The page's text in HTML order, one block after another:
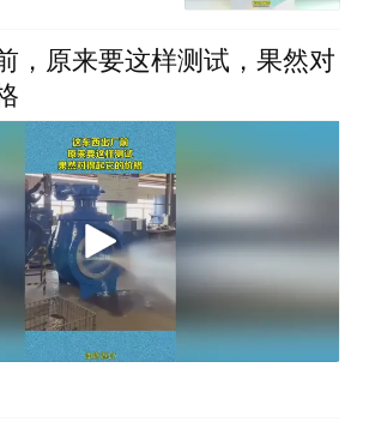
，原来要这样测试，果然对